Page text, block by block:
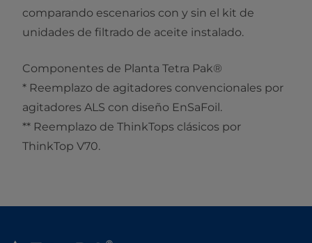
comparando escenarios con y sin el kit de
unidades de filtrado de aceite instalado.
Componentes de Planta Tetra Pak®
* Reemplazo de agitadores convencionales por
agitadores ALS con diseño EnSaFoil.
** Reemplazo de ThinkTops clásicos por
ThinkTop V70.